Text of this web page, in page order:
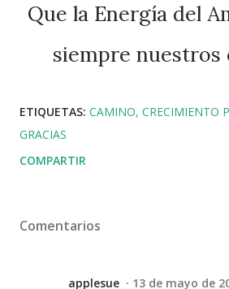
Que la Energía del Amor ilumine
siempre nuestros
ETIQUETAS: CAMINO CRECIMIENTO
GRACIAS
COMPARTIR
Comentarios
applesue 13 de mayo de